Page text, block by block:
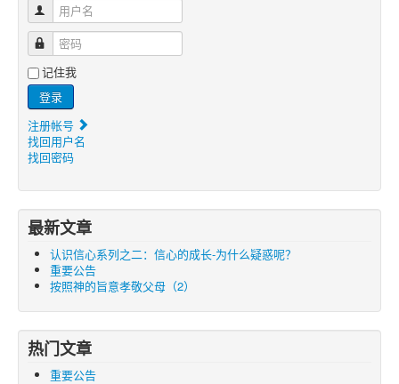
用户名
密码
记住我
登录
注册帐号
找回用户名
找回密码
最新文章
认识信心系列之二：信心的成长-为什么疑惑呢？
重要公告
按照神的旨意孝敬父母（2）
热门文章
重要公告